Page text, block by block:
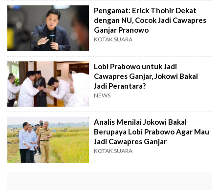
Pengamat: Erick Thohir Dekat
dengan NU, Cocok Jadi Cawapres
Ganjar Pranowo
KOTAK SUARA
Lobi Prabowo untuk Jadi
Cawapres Ganjar, Jokowi Bakal
Jadi Perantara?
NEWS
Analis Menilai Jokowi Bakal
Berupaya Lobi Prabowo Agar Mau
Jadi Cawapres Ganjar
KOTAK SUARA